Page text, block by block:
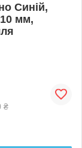
Синій,
мм,
₴